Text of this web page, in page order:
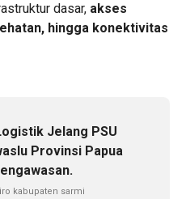
dasar, akses
hingga konektivitas
Jelang PSU
Provinsi Papua
kabupaten sarmi